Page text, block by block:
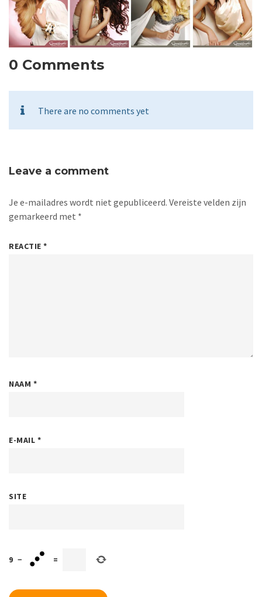
0 Comments
There are no comments yet
Leave a comment
Je e-mailadres wordt niet gepubliceerd. Vereiste velden zijn
gemarkeerd met *
REACTIE*
NAAM *
E-MAIL *
SITE
9 − =